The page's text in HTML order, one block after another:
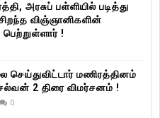
அரசுப் பள்ளியில் படித்து
விஞ்ஞானிகளின்
பெற்றுள்ளார் !
மணிரத்தினம்
2 திரை விமர்சனம் !
0